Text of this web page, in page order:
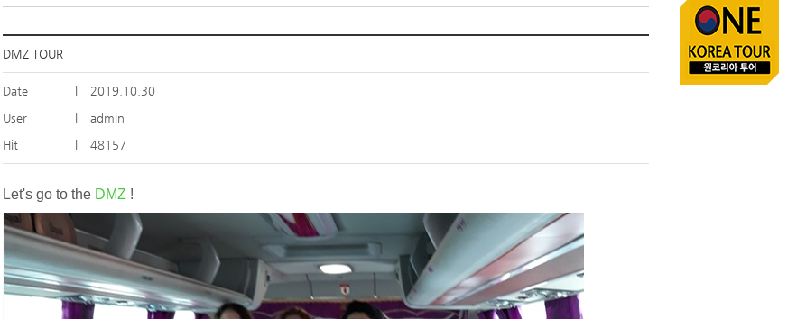
DMZ TOUR
Date
2019.10.30
User
admin
Hit
48157
Let's go to the DMZ !